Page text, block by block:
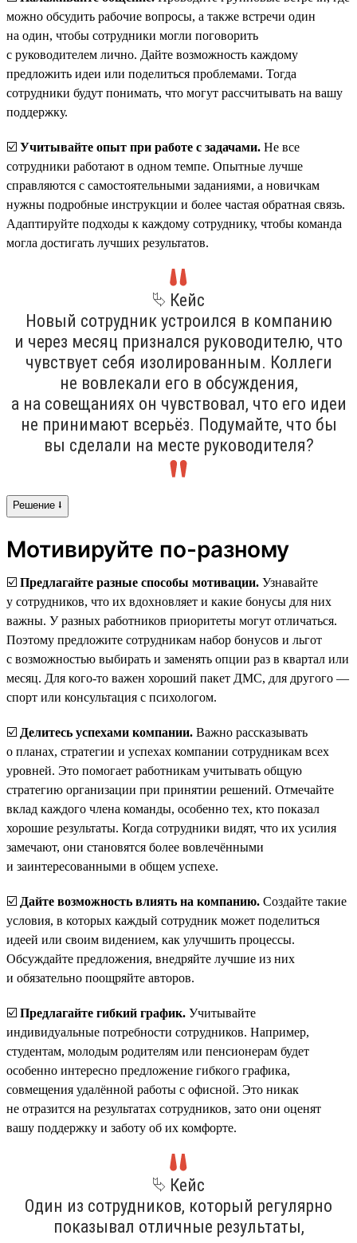
можно обсудить рабочие вопросы, а также встречи один
на один, чтобы сотрудники могли поговорить
с руководителем лично. Дайте возможность каждому
предложить идеи или поделиться проблемами. Тогда
сотрудники будут понимать, что могут рассчитывать на вашу
поддержку.
☑️ Учитывайте опыт при работе с задачами. Не все
сотрудники работают в одном темпе. Опытные лучше
справляются с самостоятельными заданиями, а новичкам
нужны подробные инструкции и более частая обратная связь.
Адаптируйте подходы к каждому сотруднику, чтобы команда
могла достигать лучших результатов.
⮱ Кейс
Новый сотрудник устроился в компанию
и через месяц признался руководителю, что
чувствует себя изолированным. Коллеги
не вовлекали его в обсуждения,
а на совещаниях он чувствовал, что его идеи
не принимают всерьёз. Подумайте, что бы
вы сделали на месте руководителя?
Решение ⭣
Мотивируйте по-разному
☑️ Предлагайте разные способы мотивации. Узнавайте
у сотрудников, что их вдохновляет и какие бонусы для них
важны. У разных работников приоритеты могут отличаться.
Поэтому предложите сотрудникам набор бонусов и льгот
с возможностью выбирать и заменять опции раз в квартал или
месяц. Для кого-то важен хороший пакет ДМС, для другого —
спорт или консультация с психологом.
☑️ Делитесь успехами компании. Важно рассказывать
о планах, стратегии и успехах компании сотрудникам всех
уровней. Это помогает работникам учитывать общую
стратегию организации при принятии решений. Отмечайте
вклад каждого члена команды, особенно тех, кто показал
хорошие результаты. Когда сотрудники видят, что их усилия
замечают, они становятся более вовлечёнными
и заинтересованными в общем успехе.
☑️ Дайте возможность влиять на компанию. Создайте такие
условия, в которых каждый сотрудник может поделиться
идеей или своим видением, как улучшить процессы.
Обсуждайте предложения, внедряйте лучшие из них
и обязательно поощряйте авторов.
☑️ Предлагайте гибкий график. Учитывайте
индивидуальные потребности сотрудников. Например,
студентам, молодым родителям или пенсионерам будет
особенно интересно предложение гибкого графика,
совмещения удалённой работы с офисной. Это никак
не отразится на результатах сотрудников, зато они оценят
вашу поддержку и заботу об их комфорте.
⮱ Кейс
Один из сотрудников, который регулярно
показывал отличные результаты,